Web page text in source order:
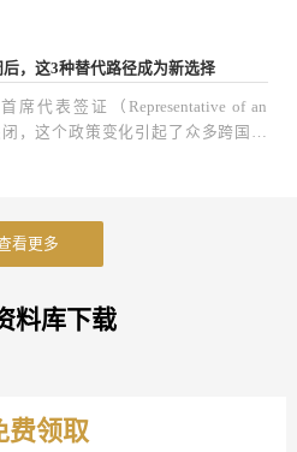
薪达2000万日元的申请人开辟了快
申请门槛，也为他们的家庭规划、跨
，这3种替代路径成为新选择
代表签证（Representative of an
闭，这个政策变化引起了众多跨国企
注。
看更多
料库下载
费领取